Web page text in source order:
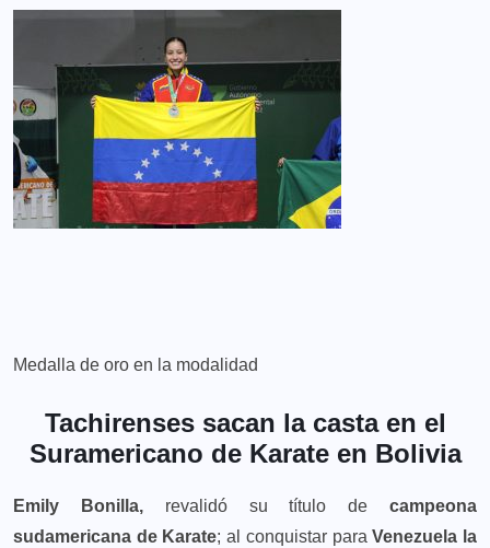
Medalla de oro en la modalidad
Tachirenses sacan la casta en el
Suramericano de Karate en Bolivia
Emily Bonilla,revalidó su título decampeona
sudamericana de Karate; al conquistar paraVenezuela la